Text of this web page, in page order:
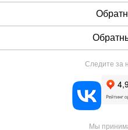
Следите за
Мы